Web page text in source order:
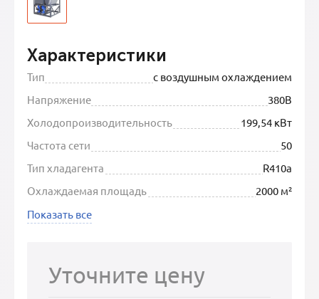
Характеристики
Тип
с воздушным охлаждением
Напряжение
380В
Холодопроизводительность
199,54 кВт
Частота сети
50
Тип хладагента
R410a
Охлаждаемая площадь
2000 м²
Показать все
Уточните цену